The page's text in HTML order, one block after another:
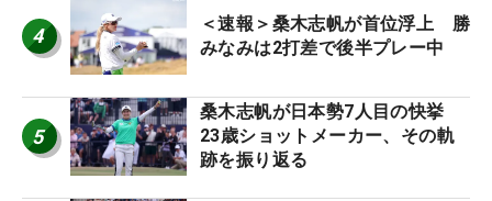
4
＜速報＞桑木志帆が首位浮上 勝
みなみは2打差で後半プレー中
5
桑木志帆が日本勢7人目の快挙
23歳ショットメーカー、その軌
跡を振り返る